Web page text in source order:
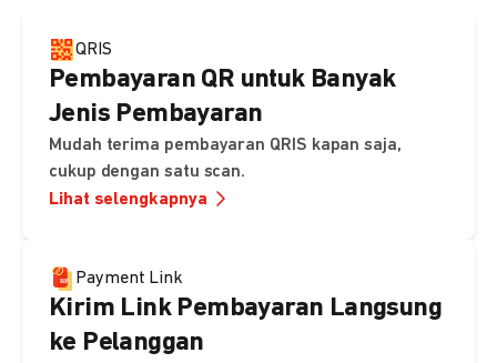
QRIS
Pembayaran QR untuk Banyak
Jenis Pembayaran
Mudah terima pembayaran QRIS kapan saja,
cukup dengan satu scan.
Lihat selengkapnya
Payment Link
Kirim Link Pembayaran Langsung
ke Pelanggan